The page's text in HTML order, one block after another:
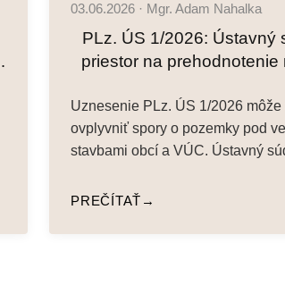
03.06.2026 · Mgr. Adam Nahalka
PLz. ÚS 1/2026: Ústavný
priestor na prehodnotenie
Uznesenie PLz. ÚS 1/2026
ovplyvniť spory o pozemky pod
stavbami obcí a VÚC. Ústavný
PREČÍTAŤ